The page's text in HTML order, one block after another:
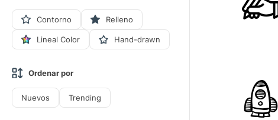
Contorno Relleno
Lineal Color Hand-drawn
Ordenar por
Nuevos Trending